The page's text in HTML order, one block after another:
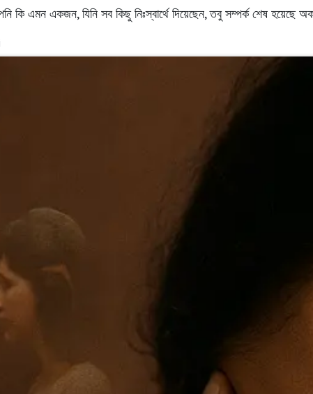
কি এমন একজন, যিনি সব কিছু নিঃস্বার্থে দিয়েছেন, তবু সম্পর্ক শেষ হয়েছে